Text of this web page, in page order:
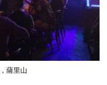
，薩里山